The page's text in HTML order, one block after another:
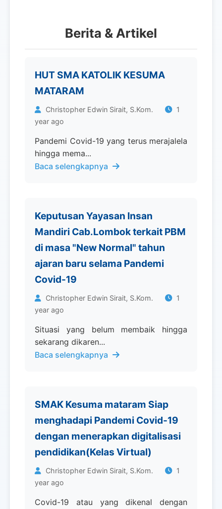
Berita & Artikel
HUT SMA KATOLIK KESUMA
MATARAM
Christopher Edwin Sirait, S.Kom.
1
year ago
Pandemi Covid-19 yang terus merajalela
hingga mema...
Baca selengkapnya
Keputusan Yayasan Insan
Mandiri Cab.Lombok terkait PBM
di masa "New Normal" tahun
ajaran baru selama Pandemi
Covid-19
Christopher Edwin Sirait, S.Kom.
1
year ago
Situasi yang belum membaik hingga
sekarang dikaren...
Baca selengkapnya
SMAK Kesuma mataram Siap
menghadapi Pandemi Covid-19
dengan menerapkan digitalisasi
pendidikan(Kelas Virtual)
Christopher Edwin Sirait, S.Kom.
1
year ago
Covid-19 atau yang dikenal dengan